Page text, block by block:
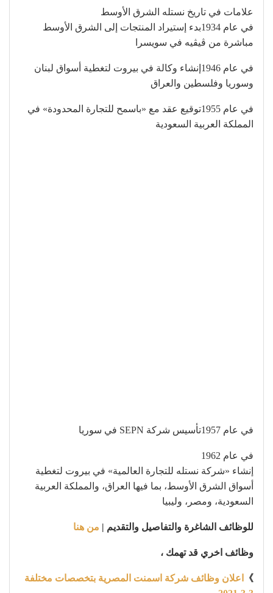
علامات في تاريخ نستله الشرق الأوسط
في عام 1934بدء إستيراد المنتجات إلى الشرق الأوسط
مباشرة من ڤيڤيه في سويسرا
في عام 1946إنشاء وكالة في بيروت لتغطية أسواق لبنان
وسوريا وفلسطين والعراق
في عام 1955توقيع عقد مع «باسمح للتجارة المحدودة» في
المملكة العربية السعودية
في عام 1957تأسيس شركة SEPN في سوريا
في عام 1962
إنشاء «شركة نستله للتجارة العالمية» في بيروت لتغطية
أسواق الشرق الأوسط، بما فيها العراق، والمملكة العربية
السعودية، ومصر، وليبيا
للوظائف الشاغرة والتفاصيل والتقديم | من هنا
وظائف اخري قد تهمك ،
》
اعلان وظائف شركة اسمنت المصرية بتخصصات مختلفة